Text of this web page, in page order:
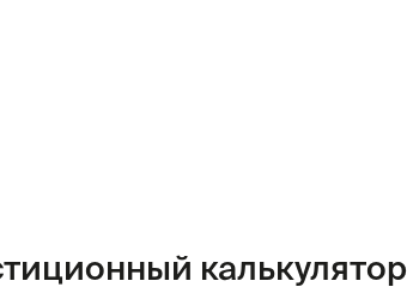
калькулятор